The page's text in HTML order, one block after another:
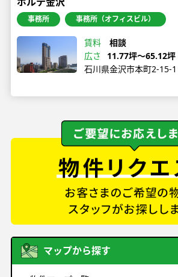
事務所 事務所（オフィスビル）
賃料
相談
広さ
11.77坪〜65.12坪
石川県金沢市本町2-15-1
マップから探す